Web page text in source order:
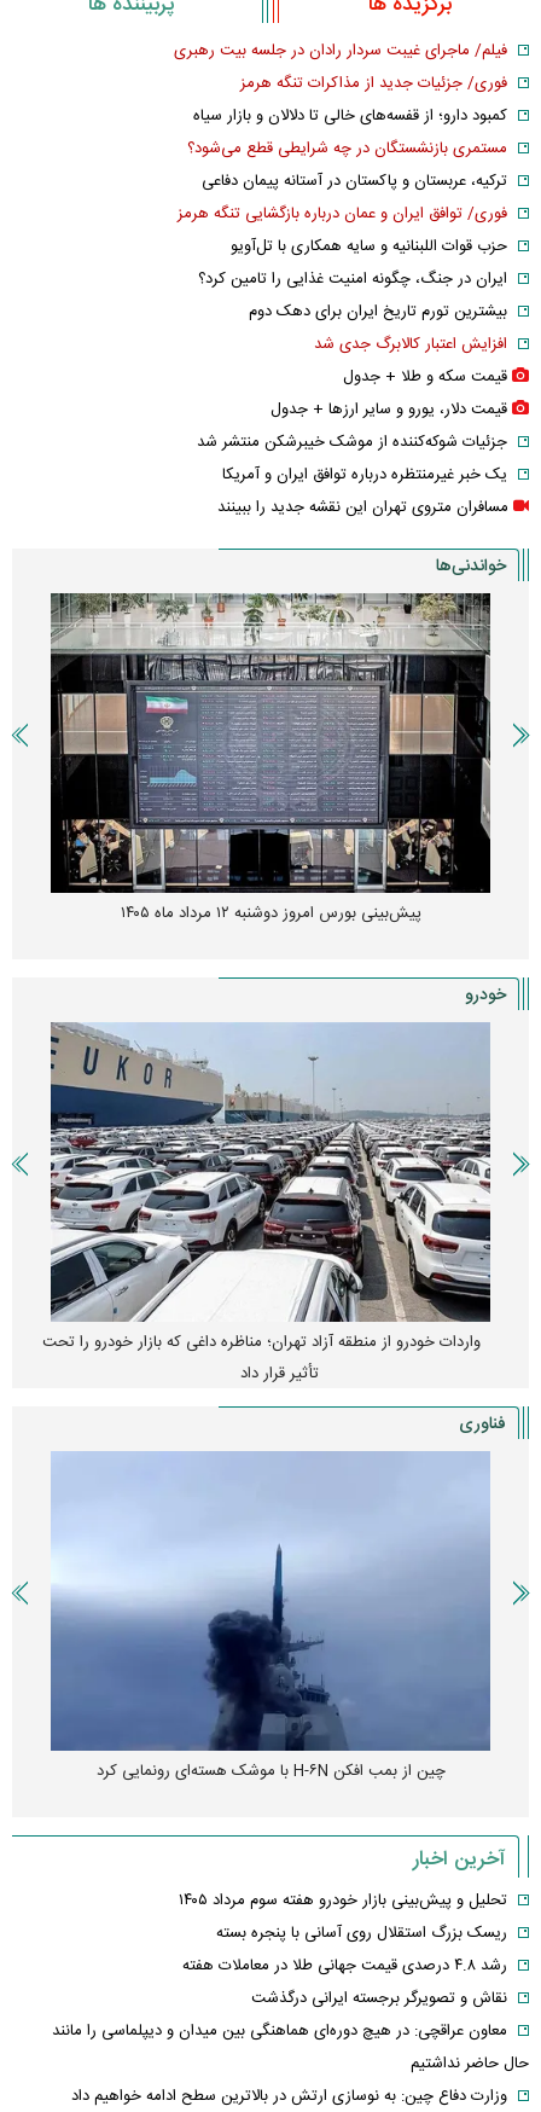
فیلم/ ماجرای غیبت سردار رادان در جلسه بیت رهبری
فوری/ جزئیات جدید از مذاکرات تنگه هرمز
کمبود دارو؛ از قفسه‌های خالی تا دلالان و بازار سیاه
مستمری بازنشستگان در چه شرایطی قطع می‌شود؟
ترکیه، عربستان و پاکستان در آستانه پیمان دفاعی
فوری/ توافق ایران و عمان درباره بازگشایی تنگه هرمز
حزب قوات اللبنانیه و سایه همکاری با تل‌آویو
ایران در جنگ، چگونه امنیت غذایی را تامین کرد؟
بیشترین تورم تاریخ ایران برای دهک دوم
افزایش اعتبار کالابرگ جدی شد
قیمت سکه و طلا + جدول
قیمت دلار، یورو و سایر ارز‌ها + جدول
جزئیات شوکه‌کننده از موشک خیبرشکن منتشر شد
یک خبر غیرمنتظره درباره توافق ایران و آمریکا
مسافران متروی تهران این نقشه جدید را ببینند
خواندنی‌ها
پیش‌بینی بورس امروز دوشنبه ۱۲ مرداد ماه ۱۴۰۵
خودرو
واردات خودرو از منطقه آزاد تهران؛ مناظره داغی که بازار خودرو را تحت
تأثیر قرار داد
فناوری
چین از بمب افکن H-۶N با موشک هسته‌ای رونمایی کرد
آخرین اخبار
تحلیل و پیش‌بینی بازار خودرو هفته سوم مرداد ۱۴۰۵
ریسک بزرگ استقلال روی آسانی با پنجره بسته
رشد ۴.۸ درصدی قیمت جهانی طلا در معاملات هفته
نقاش و تصویرگر برجسته ایرانی درگذشت
معاون عراقچی: در هیچ دوره‌ای هماهنگی بین میدان و دیپلماسی را مانند
حال حاضر نداشتیم
وزارت دفاع چین: به نوسازی ارتش در بالاترین سطح ادامه خواهیم داد